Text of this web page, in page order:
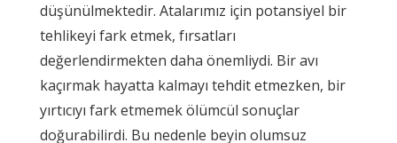
düşünülmektedir. Atalarımız için potansiyel bir
tehlikeyi fark etmek, fırsatları
değerlendirmekten daha önemliydi. Bir avı
kaçırmak hayatta kalmayı tehdit etmezken, bir
yırtıcıyı fark etmemek ölümcül sonuçlar
doğurabilirdi. Bu nedenle beyin olumsuz